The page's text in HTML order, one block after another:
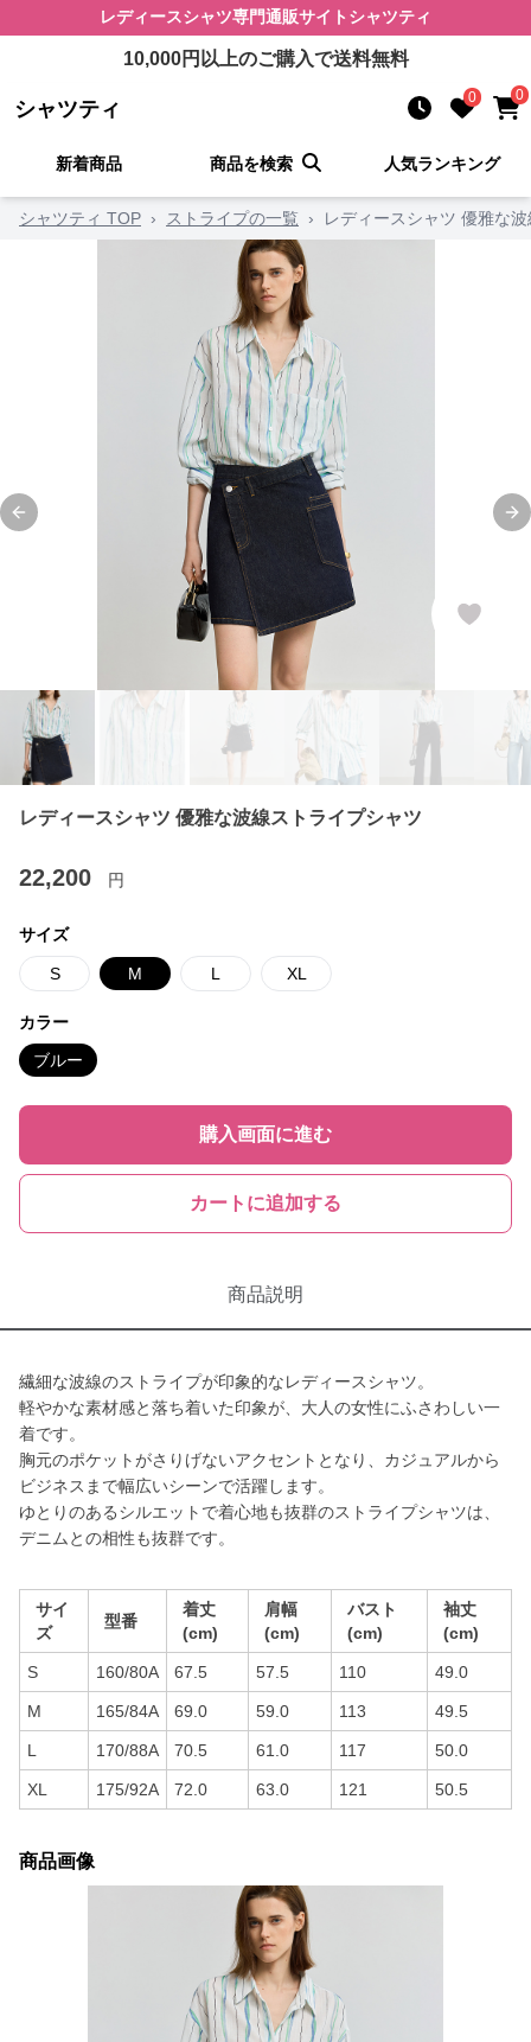
レディースシャツ専門通販サイト シャツティ
10,000円以上のご購入で送料無料
シャツティ 0 0
新着商品 商品を検索 人気ランキング
シャツティ TOP › ストライプの一覧 › レディースシャツ 優雅な
Previous slide
レディースシャツ 優雅な波線ストライプシャツ
22,200 円
サイズ
S M L XL
カラー
ブルー
購入画面に進む
カートに追加する
商品説明
繊細な波線のストライプが印象的なレディースシャツ。
軽やかな素材感と落ち着いた印象が、大人の女性にふさわしい一
着です。
胸元のポケットがさりげないアクセントとなり、カジュアルから
ビジネスまで幅広いシーンで活躍します。
ゆとりのあるシルエットで着心地も抜群のストライプシャツは、
デニムとの相性も抜群です。
サイ
ズ
型番
着丈
(cm)
肩幅
(cm)
バスト
(cm)
袖丈
(cm)
S 160/80A 67.5 57.5 110 49.0
M 165/84A 69.0 59.0 113 49.5
L 170/88A 70.5 61.0 117 50.0
XL 175/92A 72.0 63.0 121 50.5
商品画像